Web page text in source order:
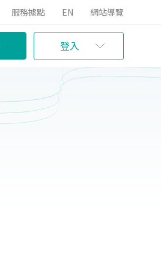
服務據點 EN 網站導覽
登入